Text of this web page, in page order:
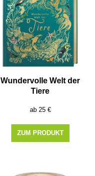
Wundervolle Welt der
Tiere
25 €
ZUM PRODUKT